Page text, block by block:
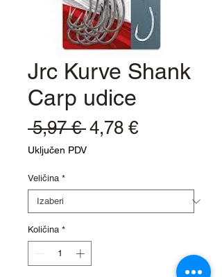
Jrc Kurve Shank
Carp udice
5,97 € Redovna
cijena
4,78 €Cijena
Uključen PDV
Veličina *
Količina *